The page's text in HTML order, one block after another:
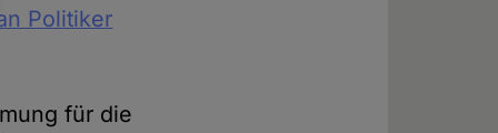
Politiker
für die